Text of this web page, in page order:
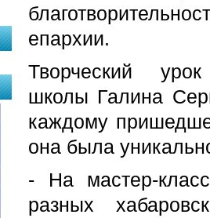
епархии.
Творческий
школы Галина
каждому
она была
- На мастер-
разных